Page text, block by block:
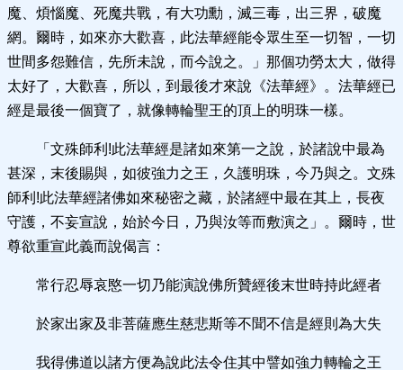
魔、煩惱魔、死魔共戰，有大功勳，滅三毒，出三界，破魔
網。爾時，如來亦大歡喜，此法華經能令眾生至一切智，一切
世間多怨難信，先所未說，而今說之。」那個功勞太大，做得
太好了，大歡喜，所以，到最後才來說《法華經》。法華經已
經是最後一個寶了，就像轉輪聖王的頂上的明珠一樣。
「文殊師利!此法華經是諸如來第一之說，於諸說中最為
甚深，末後賜與，如彼強力之王，久護明珠，今乃與之。文殊
師利!此法華經諸佛如來秘密之藏，於諸經中最在其上，長夜
守護，不妄宣說，始於今日，乃與汝等而敷演之」。爾時，世
尊欲重宣此義而說偈言：
常行忍辱哀愍一切乃能演說佛所贊經後末世時持此經者
於家出家及非菩薩應生慈悲斯等不聞不信是經則為大失
我得佛道以諸方便為說此法令住其中譬如強力轉輪之王